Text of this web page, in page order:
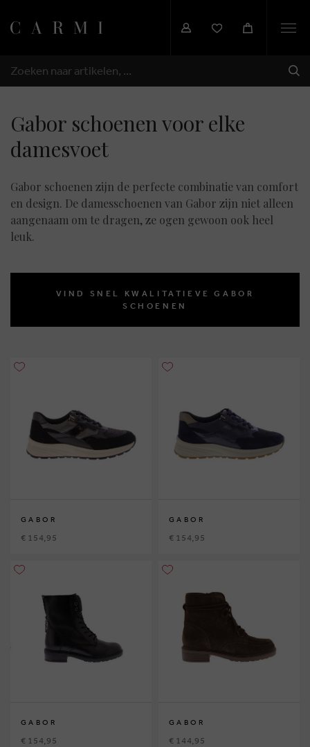
ZOEKEN
Gabor schoenen voor elke
damesvoet
Gabor schoenen zijn de perfecte combinatie van comfort
en design. De damesschoenen van Gabor zijn niet alleen
aangenaam om te dragen, ze ogen gewoon ook heel
leuk.
VIND SNEL KWALITATIEVE GABOR
SCHOENEN
GABOR
€ 154,95
GABOR
€ 154,95
GABOR
€ 154,95
GABOR
€ 144,95